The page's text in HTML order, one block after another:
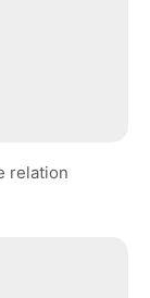
relation